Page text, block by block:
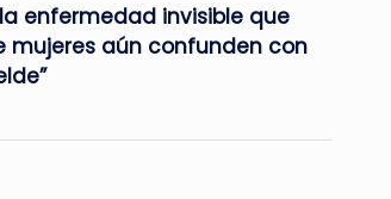
enfermedad invisible que
mujeres aún confunden con